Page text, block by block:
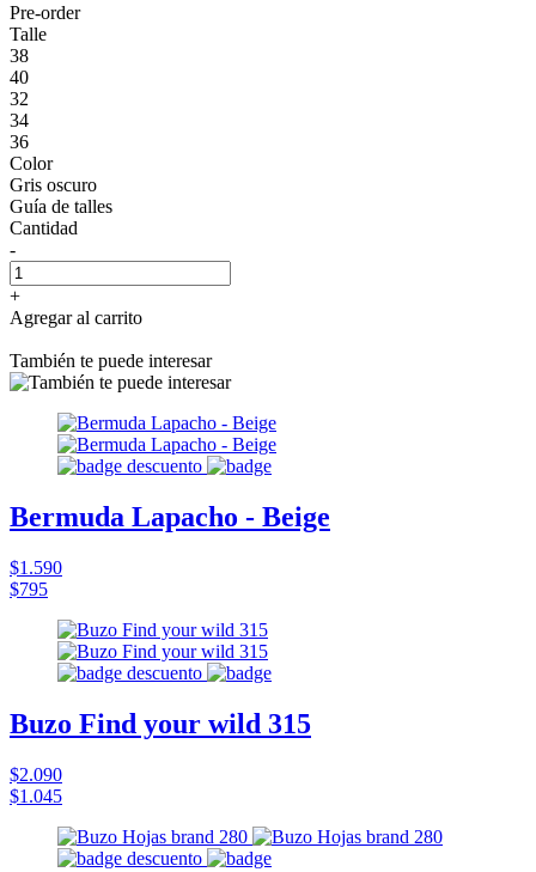
Pre-order
Talle
38
40
32
34
36
Color
Gris oscuro
Guía de talles
Cantidad
-
+
Agregar al carrito
También te puede interesar
Bermuda Lapacho - Beige
$1.590
$795
Buzo Find your wild 315
$2.090
$1.045